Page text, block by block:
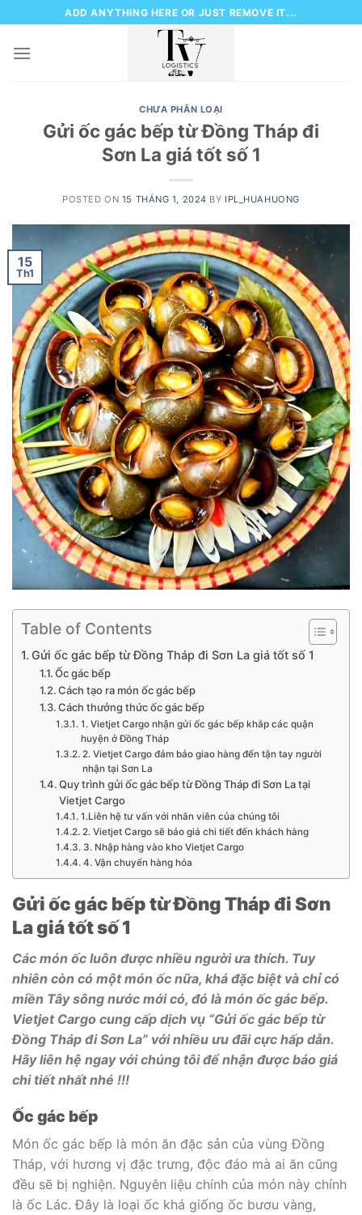
to
content
ADD ANYTHING HERE OR JUST REMOVE IT...
CHƯA PHÂN LOẠI
Gửi ốc gác bếp từ Đồng Tháp đi
Sơn La giá tốt số 1
POSTED ON 15 THÁNG 1, 2024 BY IPL_HUAHUONG
15
Th1
Table of Contents
Gửi ốc gác bếp từ Đồng Tháp đi Sơn La giá tốt số 1
Ốc gác bếp
Cách tạo ra món ốc gác bếp
Cách thưởng thức ốc gác bếp
1. Vietjet Cargo nhận gửi ốc gác bếp khắp các quận
huyện ở Đồng Tháp
2. Vietjet Cargo đảm bảo giao hàng đến tận tay người
nhận tại Sơn La
Quy trình gửi ốc gác bếp từ Đồng Tháp đi Sơn La tại
Vietjet Cargo
1.Liên hệ tư vấn với nhân viên của chúng tôi
2. Vietjet Cargo sẽ báo giá chi tiết đến khách hàng
3. Nhập hàng vào kho Vietjet Cargo
4. Vận chuyển hàng hóa
Gửi ốc gác bếp từ Đồng Tháp đi Sơn
La giá tốt số 1
Các món ốc luôn được nhiều người ưa thích. Tuy
nhiên còn có một món ốc nữa, khá đặc biệt và chỉ có
miền Tây sông nước mới có, đó là món ốc gác bếp.
Vietjet Cargo cung cấp dịch vụ “Gửi ốc gác bếp từ
Đồng Tháp đi Sơn La” với nhiều ưu đãi cực hấp dẫn.
Hãy liên hệ ngay với chúng tôi để nhận được báo giá
chi tiết nhất nhé !!!
Ốc gác bếp
Món ốc gác bếp là món ăn đặc sản của vùng Đồng
Tháp, với hương vị đặc trưng, độc đáo mà ai ăn cũng
đều sẽ bị nghiện. Nguyên liệu chính của món này chính
là ốc Lác. Đây là loại ốc khá giống ốc bươu vàng,